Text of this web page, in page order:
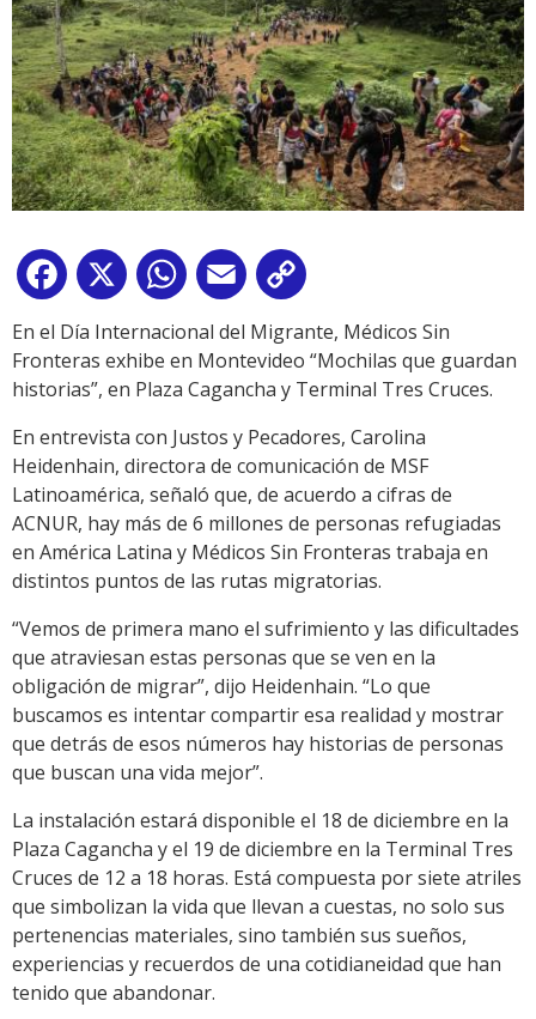
Facebook
X WhatsApp
Email
Link
En el Día Internacional del Migrante, Médicos Sin
Fronteras exhibe en Montevideo “Mochilas que guardan
historias”, en Plaza Cagancha y Terminal Tres Cruces.
En entrevista con Justos y Pecadores, Carolina
Heidenhain, directora de comunicación de MSF
Latinoamérica, señaló que, de acuerdo a cifras de
ACNUR, hay más de 6 millones de personas refugiadas
en América Latina y Médicos Sin Fronteras trabaja en
distintos puntos de las rutas migratorias.
“Vemos de primera mano el sufrimiento y las dificultades
que atraviesan estas personas que se ven en la
obligación de migrar”, dijo Heidenhain. “Lo que
buscamos es intentar compartir esa realidad y mostrar
que detrás de esos números hay historias de personas
que buscan una vida mejor”.
La instalación estará disponible el 18 de diciembre en la
Plaza Cagancha y el 19 de diciembre en la Terminal Tres
Cruces de 12 a 18 horas. Está compuesta por siete atriles
que simbolizan la vida que llevan a cuestas, no solo sus
pertenencias materiales, sino también sus sueños,
experiencias y recuerdos de una cotidianeidad que han
tenido que abandonar.